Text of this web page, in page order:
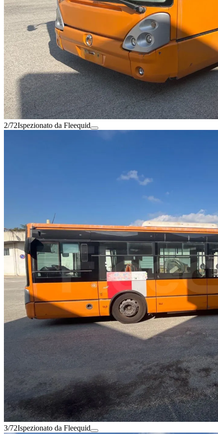
2/72Ispezionato da Fleequid
3/72Ispezionato da Fleequid